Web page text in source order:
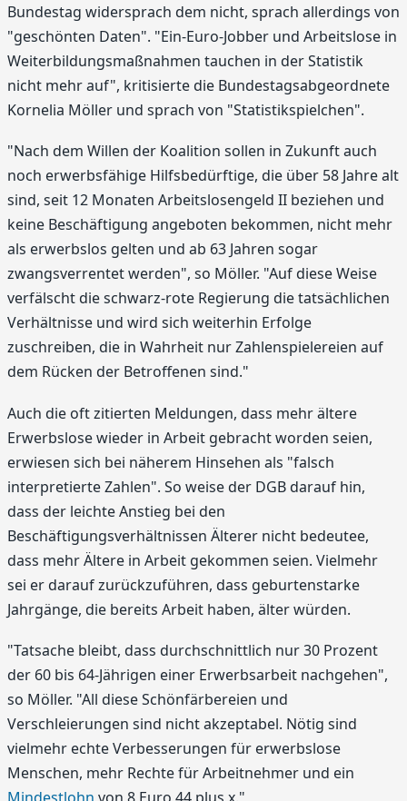
Bundestag widersprach dem nicht, sprach allerdings von
"geschönten Daten". "Ein-Euro-Jobber und Arbeitslose in
Weiterbildungsmaßnahmen tauchen in der Statistik
nicht mehr auf", kritisierte die Bundestagsabgeordnete
Kornelia Möller und sprach von "Statistikspielchen".
"Nach dem Willen der Koalition sollen in Zukunft auch
noch erwerbsfähige Hilfsbedürftige, die über 58 Jahre alt
sind, seit 12 Monaten Arbeitslosengeld II beziehen und
keine Beschäftigung angeboten bekommen, nicht mehr
als erwerbslos gelten und ab 63 Jahren sogar
zwangsverrentet werden", so Möller. "Auf diese Weise
verfälscht die schwarz-rote Regierung die tatsächlichen
Verhältnisse und wird sich weiterhin Erfolge
zuschreiben, die in Wahrheit nur Zahlenspielereien auf
dem Rücken der Betroffenen sind."
Auch die oft zitierten Meldungen, dass mehr ältere
Erwerbslose wieder in Arbeit gebracht worden seien,
erwiesen sich bei näherem Hinsehen als "falsch
interpretierte Zahlen". So weise der DGB darauf hin,
dass der leichte Anstieg bei den
Beschäftigungsverhältnissen Älterer nicht bedeutee,
dass mehr Ältere in Arbeit gekommen seien. Vielmehr
sei er darauf zurückzuführen, dass geburtenstarke
Jahrgänge, die bereits Arbeit haben, älter würden.
"Tatsache bleibt, dass durchschnittlich nur 30 Prozent
der 60 bis 64-Jährigen einer Erwerbsarbeit nachgehen",
so Möller. "All diese Schönfärbereien und
Verschleierungen sind nicht akzeptabel. Nötig sind
vielmehr echte Verbesserungen für erwerbslose
Menschen, mehr Rechte für Arbeitnehmer und ein